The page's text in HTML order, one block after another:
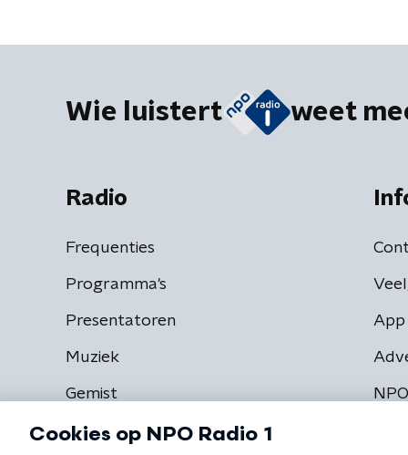
Wie luistert weet
Radio
Frequenties
Programma's
Presentatoren
Muziek
Gemist
App